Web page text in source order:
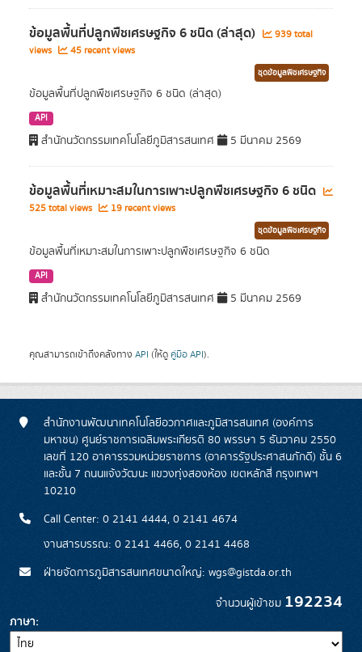
ข้อมูลพื้นที่ปลูกพืชเศรษฐกิจ 6 ชนิด (ล่าสุด)
939 total
views
45 recent views
ชุดข้อมูลพืชเศรษฐกิจ
ข้อมูลพื้นที่ปลูกพืชเศรษฐกิจ 6 ชนิด (ล่าสุด)
API
สำนักนวัตกรรมเทคโนโลยีภูมิสารสนเทศ 5 มีนาคม 2569
ข้อมูลพื้นที่เหมาะสมในการเพาะปลูกพืชเศรษฐกิจ 6 ชนิด
525 total views 19 recent views
ชุดข้อมูลพืชเศรษฐกิจ
ข้อมูลพื้นที่เหมาะสมในการเพาะปลูกพืชเศรษฐกิจ 6 ชนิด
API
สำนักนวัตกรรมเทคโนโลยีภูมิสารสนเทศ 5 มีนาคม 2569
คุณสามารถเข้าถึงคลังทาง API (ให้ดู คู่มือ API).
สำนักงานพัฒนาเทคโนโลยีอวกาศและภูมิสารสนเทศ (องค์การ
มหาชน) ศูนย์ราชการเฉลิมพระเกียรติ 80 พรรษา 5 ธันวาคม 2550
เลขที่ 120 อาคารรวมหน่วยราชการ (อาคารรัฐประศาสนภักดี) ชั้น 6
และชั้น 7 ถนนแจ้งวัฒนะ แขวงทุ่งสองห้อง เขตหลักสี่ กรุงเทพฯ
10210
Call Center: 0 2141 4444, 0 2141 4674
งานสารบรรณ: 0 2141 4466, 0 2141 4468
ฝ่ายจัดการภูมิสารสนเทศขนาดใหญ่: wgs@gistda.or.th
จำนวนผู้เข้าชม 192234
ภาษา